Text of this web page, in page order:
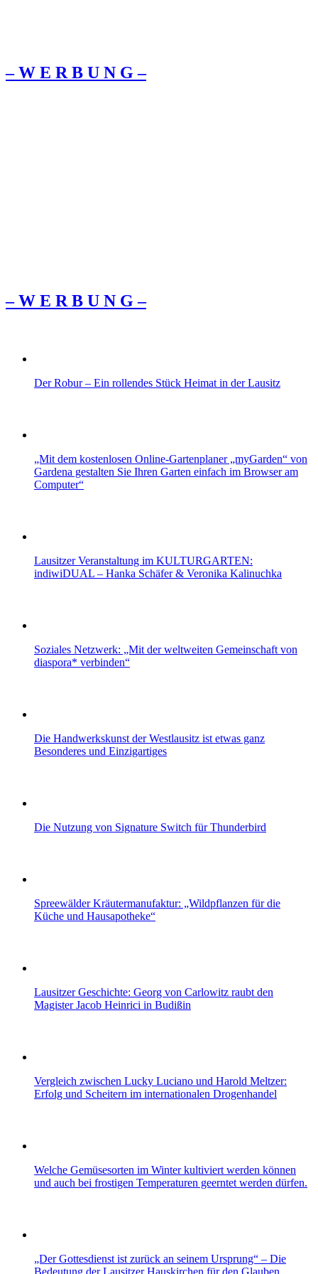
– W Ε R Β U Ν G –
– W Ε R Β U Ν G –
Der Robur – Ein rollendes Stück Heimat in der Lausitz
„Mit dem kostenlosen Online-Gartenplaner „myGarden“ von
Gardena gestalten Sie Ihren Garten einfach im Browser am
Computer“
Lausitzer Veranstaltung im KULTURGARTEN:
indiwiDUAL – Hanka Schäfer & Veronika Kalinuchka
Soziales Netzwerk: „Mit der weltweiten Gemeinschaft von
diaspora* verbinden“
Die Handwerkskunst der Westlausitz ist etwas ganz
Besonderes und Einzigartiges
Die Nutzung von Signature Switch für Thunderbird
Spreewälder Kräutermanufaktur: „Wildpflanzen für die
Küche und Hausapotheke“
Lausitzer Geschichte: Georg von Carlowitz raubt den
Magister Jacob Heinrici in Budißin
Vergleich zwischen Lucky Luciano und Harold Meltzer:
Erfolg und Scheitern im internationalen Drogenhandel
Welche Gemüsesorten im Winter kultiviert werden können
und auch bei frostigen Temperaturen geerntet werden dürfen.
„Der Gottesdienst ist zurück an seinem Ursprung“ – Die
Bedeutung der Lausitzer Hauskirchen für den Glauben